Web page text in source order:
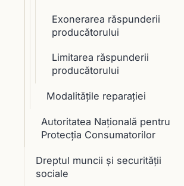
Exonerarea răspunderii
producătorului
Limitarea răspunderii
producătorului
Modalităţile reparaţiei
Autoritatea Naţională pentru
Protecţia Consumatorilor
Dreptul muncii și securității
sociale